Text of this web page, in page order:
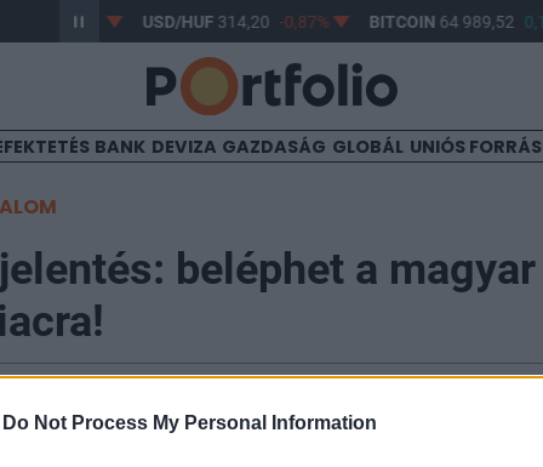
Do Not Process My Personal Information
-0,61% USD/HUF 314,20 -0,87% BITCOIN64 989,52
BANK DEVIZA GAZDASÁG GLOBÁL UNIÓS
beléphet a